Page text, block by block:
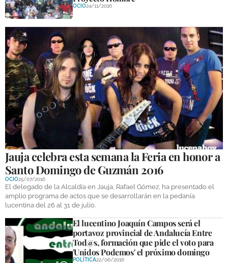
OCIO24/11/2016
Jauja celebra esta semana la Feria en honor a
Santo Domingo de Guzmán 2016
OCIO25/07/2016
El delegado de la Alcaldía en Jauja, Rafael Gómez, ha presentado el
amplio programa de actos que se desarrollarán en la pedanía
lucentina del 26 al 31 de julio.
El lucentino Joaquín Campos será el
portavoz provincial de Andalucía Entre
Tod@s, formación que pide el voto para
'Unidos Podemos' el próximo domingo
POLÍTICA22/06/2016